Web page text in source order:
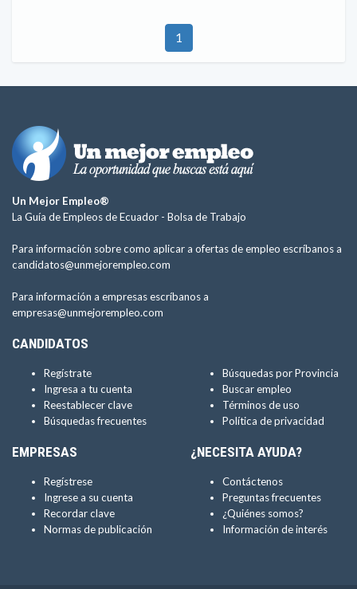
1
Un Mejor Empleo®
La Guía de Empleos de Ecuador - Bolsa de Trabajo
Para información sobre como aplicar a ofertas de empleo escríbanos a
candidatos@unmejorempleo.com
Para información a empresas escríbanos a
empresas@unmejorempleo.com
CANDIDATOS
Regístrate
Ingresa a tu cuenta
Reestablecer clave
Búsquedas frecuentes
Búsquedas por Provincia
Buscar empleo
Términos de uso
Política de privacidad
EMPRESAS
Regístrese
Ingrese a su cuenta
Recordar clave
Normas de publicación
¿NECESITA AYUDA?
Contáctenos
Preguntas frecuentes
¿Quiénes somos?
Información de interés